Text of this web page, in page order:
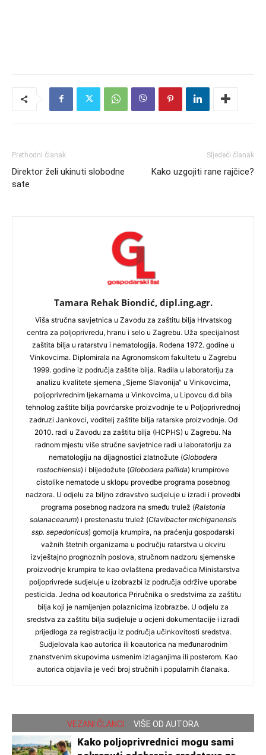
Prethodni članak
Direktor želi ukinuti slobodne
sate
Sljedeći članak
Kako uzgojiti rane rajčice?
Tamara Rehak Biondić, dipl.ing.agr.
Viša stručna savjetnica u Zavodu za zaštitu bilja Hrvatskog
centra za poljoprivredu, hranu i selo u Zagrebu. Uža specijalnost
zaštita bilja u ratarstvu i nematologija. Rođena 1972. godine u
Vinkovcima. Diplomirala na Agronomskom fakultetu u Zagrebu
1999. godine iz područja zaštite bilja. Radila u laboratoriju za
analizu kvalitete sjemena „Sjeme Slavonija“ u Vinkovcima,
poljoprivrednim ljekarnama u Vinkovcima, u Lipovcu d.d bila
tehnolog zaštite bilja povrćarske proizvodnje te u Poljoprivrednoj
zadruzi Jankovci, voditelj zaštite bilja ratarske proizvodnje. Od
2010. radi u Zavodu za zaštitu bilja (HCPHS) u Zagrebu. Na
radnom mjestu više stručne savjetnice radi u laboratoriju za
nematologiju na dijagnostici zlatnožute (Globodera
rostochiensis) i blijedožute (Globodera pallida) krumpirove
cistolike nematode u sklopu provedbe programa posebnog
nadzora. U odjelu za biljno zdravstvo sudjeluje u izradi i provedbi
programa posebnog nadzora na smeđu trulež (Ralstonia
solanacearum) i prestenastu trulež (Clavibacter michiganensis
ssp. sepedonicus) gomolja krumpira, na praćenju gospodarski
važnih štetnih organizama u području ratarstva u okviru
izvještajno prognoznih poslova, stručnom nadzoru sjemenske
proizvodnje krumpira te kao ovlaštena predavačica Ministarstva
poljoprivrede sudjeluje u izobrazbi iz područja održive uporabe
pesticida. Jedna od koautorica Priručnika o sredstvima za zaštitu
bilja koji je namijenjen polaznicima izobrazbe. U odjelu za
sredstva za zaštitu bilja sudjeluje u ocjeni dokumentacije i izradi
prijedloga za registraciju iz područja učinkovitosti sredstva.
Sudjelovala kao autorica ili koautorica na međunarodnim
znanstvenim skupovima usmenim izlaganjima ili posterom. Kao
autorica objavila je veći broj stručnih i popularnih članaka.
VEZANI ČLANCI VIŠE OD AUTORA
Kako poljoprivrednici mogu sami